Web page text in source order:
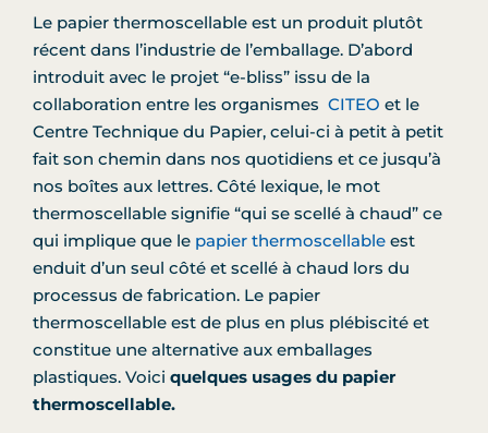
Le papier thermoscellable est un produit plutôt
récent dans l’industrie de l’emballage. D’abord
introduit avec le projet “e-bliss” issu de la
collaboration entre les organismes CITEO et le
Centre Technique du Papier, celui-ci à petit à petit
fait son chemin dans nos quotidiens et ce jusqu’à
nos boîtes aux lettres. Côté lexique, le mot
thermoscellable signifie “qui se scellé à chaud” ce
qui implique que le papier thermoscellable est
enduit d’un seul côté et scellé à chaud lors du
processus de fabrication. Le papier
thermoscellable est de plus en plus plébiscité et
constitue une alternative aux emballages
plastiques. Voici quelques usages du papier
thermoscellable.